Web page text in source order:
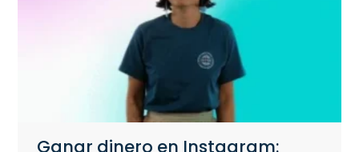
Ganar dinero en Instagram: